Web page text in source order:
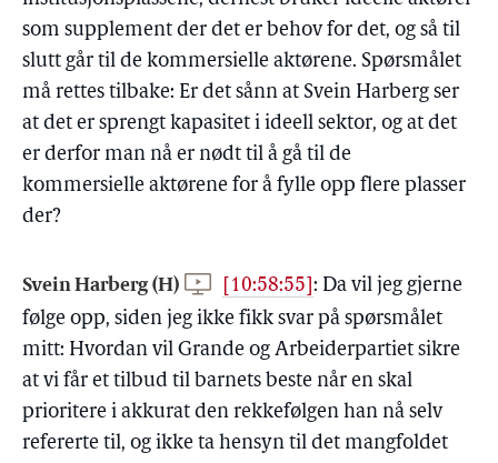
som supplement der det er behov for det, og så til
slutt går til de kommersielle aktørene. Spørsmålet
må rettes tilbake: Er det sånn at Svein Harberg ser
at det er sprengt kapasitet i ideell sektor, og at det
er derfor man nå er nødt til å gå til de
kommersielle aktørene for å fylle opp flere plasser
der?
Svein Harberg (H) [10:58:55] : Da vil jeg gjerne
følge opp, siden jeg ikke fikk svar på spørsmålet
mitt: Hvordan vil Grande og Arbeiderpartiet sikre
at vi får et tilbud til barnets beste når en skal
prioritere i akkurat den rekkefølgen han nå selv
refererte til, og ikke ta hensyn til det mangfoldet